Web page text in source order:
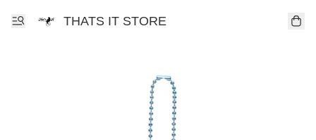
THATS IT STORE